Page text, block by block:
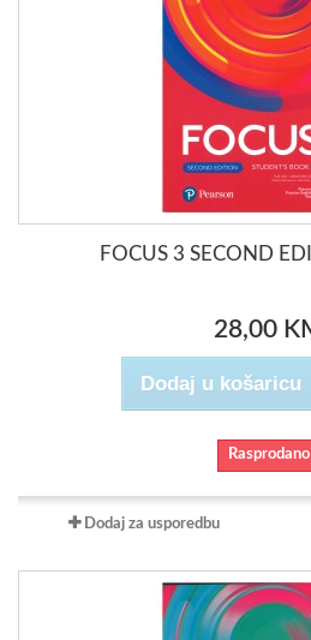
FOCUS 3 SECOND
28,00
Dodaj u košaricu
Rasprodano
Dodaj za usporedbu